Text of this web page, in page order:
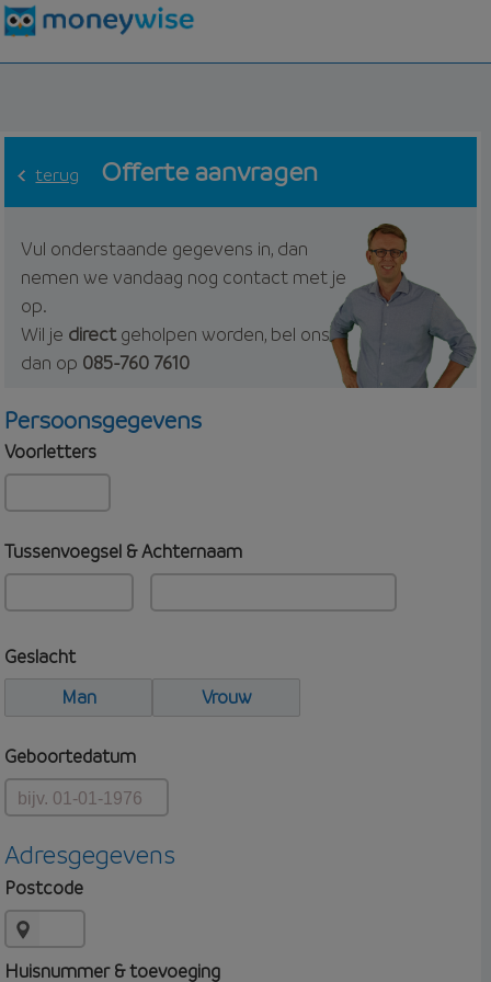
terug Offerte aanvragen
Vul onderstaande gegevens in, dan
nemen we vandaag nog contact met je
op.
Wil je directgeholpen worden, bel ons
dan op 085-760 7610
Persoonsgegevens
Voorletters
Tussenvoegsel & Achternaam
Geslacht
Man
Vrouw
Geboortedatum
Adresgegevens
Postcode
Huisnummer & toevoeging